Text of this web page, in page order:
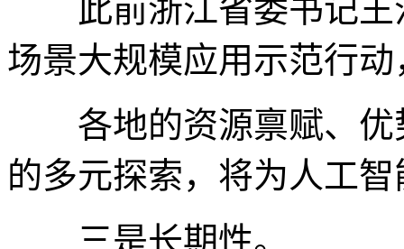
此前浙江省委书记王
场景大规模应用示范行
各地的资源禀赋、优
的多元探索，将为人工
三是长期性。